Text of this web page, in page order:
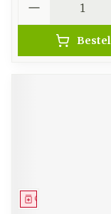
Bestel
Geneesmiddel